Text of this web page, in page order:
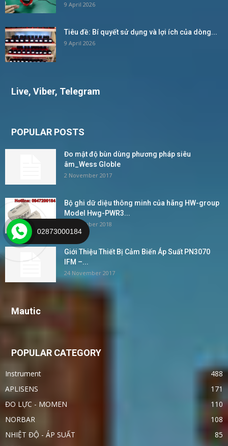
9 April 2026
Tiêu đề: Bí quyết sử dụng và lợi ích của dòng...
9 April 2026
Live, Viber, Telegram
POPULAR POSTS
Đo mật độ bùn dùng phương pháp siêu
âm_Wess Globle
2 November 2017
Bộ ghi dữ diệu thông minh của hãng HW-group
Model Hwg-PWR3...
4 December 2018
Giới Thiệu Thiết Bị Cảm Biến Áp Suất PN3070
IFM –...
24 November 2017
Mautic
POPULAR CATEGORY
Instrument
488
APLISENS
171
ĐO LỰC - MOMEN
110
NORBAR
108
NHIỆT ĐỘ - ÁP SUẤT
85
02873000184